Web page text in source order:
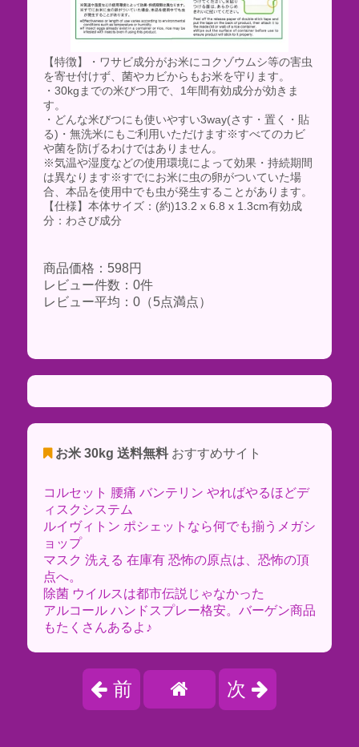
【特徴】・ワサビ成分がお米にコクゾウムシ等の害虫
を寄せ付けず、菌やカビからもお米を守ります。
・30kgまでの米びつ用で、1年間有効成分が効きま
す。
・どんな米びつにも使いやすい3way(さす・置く・貼
る)・無洗米にもご利用いただけます※すべてのカビ
や菌を防げるわけではありません。
※気温や湿度などの使用環境によって効果・持続期間
は異なります※すでにお米に虫の卵がついていた場
合、本品を使用中でも虫が発生することがあります。
【仕様】本体サイズ：(約)13.2 x 6.8 x 1.3cm有効成
分：わさび成分
商品価格：598円
レビュー件数：0件
レビュー平均：0（5点満点）
お米 30kg 送料無料おすすめサイト
コルセット 腰痛 バンテリン やればやるほどデ
ィスクシステム
ルイヴィトン ポシェットなら何でも揃うメガシ
ョップ
マスク 洗える 在庫有 恐怖の原点は、恐怖の頂
点へ。
除菌 ウイルスは都市伝説じゃなかった
アルコール ハンドスプレー格安。バーゲン商品
もたくさんあるよ♪
前 次